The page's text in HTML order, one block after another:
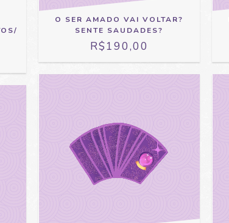
O SER AMADO VAI VOLTAR?
SENTE SAUDADES?
R$190,00